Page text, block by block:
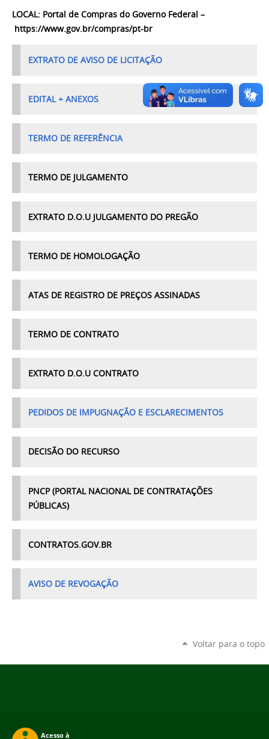
LOCAL: Portal de Compras do Governo Federal –
https://www.gov.br/compras/pt-br
EXTRATO DE AVISO DE LICITAÇÃO
EDITAL + ANEXOS
TERMO DE REFERÊNCIA
TERMO DE JULGAMENTO
EXTRATO D.O.U JULGAMENTO DO PREGÃO
TERMO DE HOMOLOGAÇÃO
ATAS DE REGISTRO DE PREÇOS ASSINADAS
TERMO DE CONTRATO
EXTRATO D.O.U CONTRATO
PEDIDOS DE IMPUGNAÇÃO E ESCLARECIMENTOS
DECISÃO DO RECURSO
PNCP (PORTAL NACIONAL DE CONTRATAÇÕES
PÚBLICAS)
CONTRATOS.GOV.BR
AVISO DE REVOGAÇÃO
Voltar para o topo